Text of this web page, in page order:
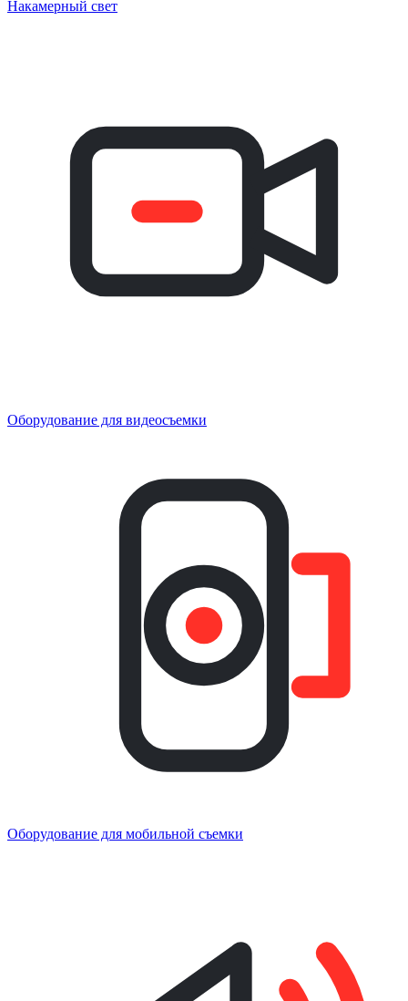
Накамерный свет
Оборудование для видеосъемки
Оборудование для мобильной съемки